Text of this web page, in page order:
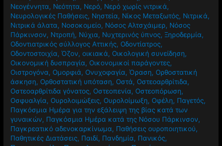
Νεογέννητα, Νεότητα, Νερό, Νερό χωρίς νιτρικά,
Νευρολογικές Παθήσεις, Νηστεία, Νίκος Μεταξωτός, Νιτρικά,
Νιτρικά άλατα, Νοσοκομείο, Νόσος Αλτσχάιμερ, Νόσος
Πάρκινσον, Ντροπή, Νύχια, Νυχτερινός ύπνος,Ξηροδερμία,
Οδοντιατρικός σύλλογος Αττικής, Οδοντίατρος,
Οδοντοστοιχία,Όζον,οικιακά, Οικολογική συνείδηση,
Οικονομική δυσπραγία, Οικονομικοί παράγοντες,
Οιστρογόνα, Ομορφιά, Ονυχοφαγία,Όραση, Ορθοστατική
άσκηση, Ορθοστατική υπόταση, Οστά, Οστεοαρθρίτιδα,
Οστεοαρθρίτιδα γόνατος, Οστεοπενία, Οστεοπόρωση,
Οσφυαλγία, Ουρολοιμώξεις, Ουρολοίμωξη, Οφέλη, Παγετός,
Παγκόσμια Ημέρα για την εξάλειψη της βίας κατά των
γυναικών, Παγκόσμια Ημέρα κατά της Νόσου Πάρκινσον,
Παγκρεατικό αδενοκαρκίνωμα, Παθήσεις ουροποιητικού,
Παθητικές Διατάσεις, Παιδί, Πανδημία, Πανικός,